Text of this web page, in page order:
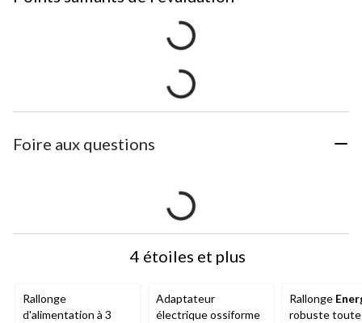
Foire aux questions
4 étoiles et plus
Rallonge
d'alimentation à 3
Adaptateur
électrique ossiforme
Rallonge
robuste